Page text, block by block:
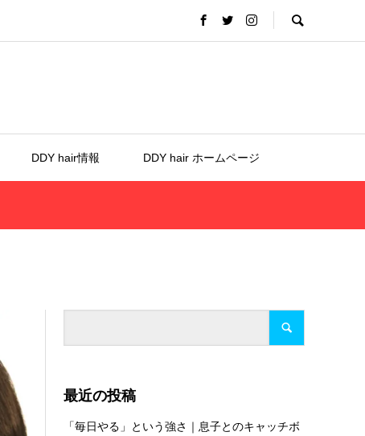
DDY hair情報 DDY hair ホームページ
最近の投稿
「毎日やる」という強さ｜息子とのキャッチボ